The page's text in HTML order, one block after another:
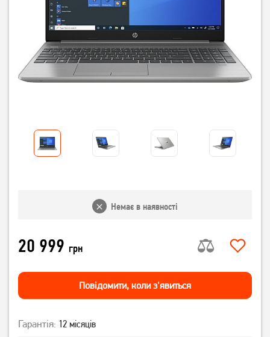
Немає в наявності
20 999 грн
Повiдомити, коли з'явиться
Гарантія: 12 місяців